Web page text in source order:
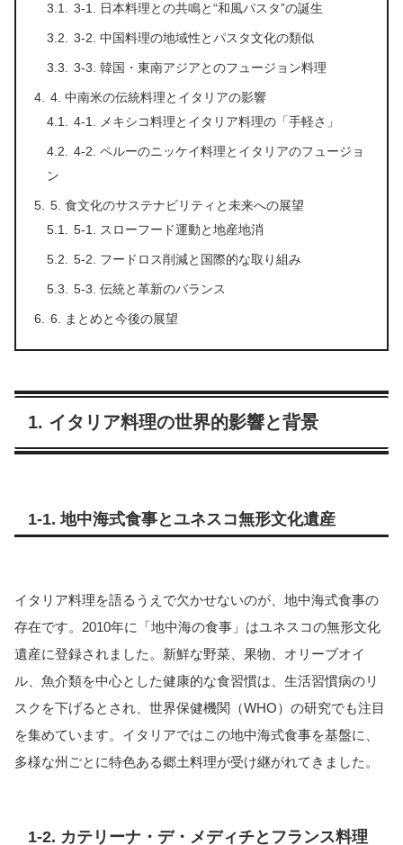
3-1. 日本料理との共鳴と“和風パスタ”の誕生
3-2. 中国料理の地域性とパスタ文化の類似
3-3. 韓国・東南アジアとのフュージョン料理
4. 中南米の伝統料理とイタリアの影響
4-1. メキシコ料理とイタリア料理の「手軽さ」
4-2. ペルーのニッケイ料理とイタリアのフュージョ
ン
5. 食文化のサステナビリティと未来への展望
5-1. スローフード運動と地産地消
5-2. フードロス削減と国際的な取り組み
5-3. 伝統と革新のバランス
6. まとめと今後の展望
1. イタリア料理の世界的影響と背景
1-1. 地中海式食事とユネスコ無形文化遺産
イタリア料理を語るうえで欠かせないのが、地中海式食事の
存在です。2010年に「地中海の食事」はユネスコの無形文化
遺産に登録されました。新鮮な野菜、果物、オリーブオイ
ル、魚介類を中心とした健康的な食習慣は、生活習慣病のリ
スクを下げるとされ、世界保健機関（WHO）の研究でも注目
を集めています。イタリアではこの地中海式食事を基盤に、
多様な州ごとに特色ある郷土料理が受け継がれてきました。
1-2. カテリーナ・デ・メディチとフランス料理